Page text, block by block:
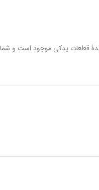
قطعات یدکی موجود است و شما